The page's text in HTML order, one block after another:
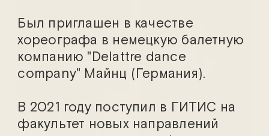
Был приглашен в качестве
хореографа в немецкую балетную
компанию "Delattre dance
company" Майнц (Германия).
В 2021 году поступил в ГИТИС на
факультет новых направлений